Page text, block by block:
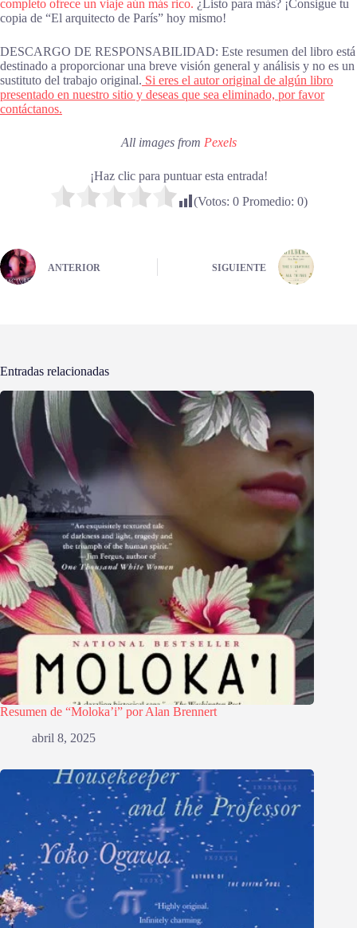
completo ofrece un viaje aún más rico. ¿Listo para más? ¡Consigue tu
copia de “El arquitecto de París” hoy mismo!
DESCARGO DE RESPONSABILIDAD: Este resumen del libro está
destinado a proporcionar una breve visión general y análisis y no es un
sustituto del trabajo original. Si eres el autor original de algún libro
presentado en nuestro sitio y deseas que sea eliminado, por favor
contáctanos.
All images from Pexels
¡Haz clic para puntuar esta entrada!
(Votos: 0Promedio: 0)
ANTERIOR SIGUIENTE
Entradas relacionadas
Resumen de “Moloka’i” por Alan Brennert
abril 8, 2025